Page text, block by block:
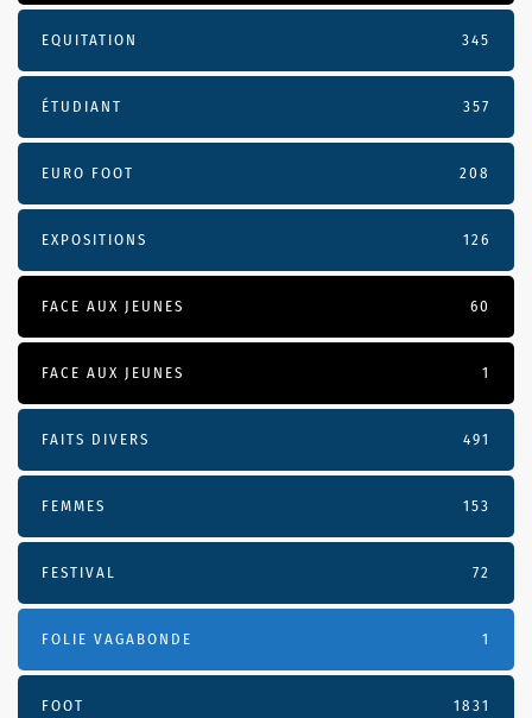
EQUITATION 345
ÉTUDIANT 357
EURO FOOT 208
EXPOSITIONS 126
FACE AUX JEUNES 60
FACE AUX JEUNES 1
FAITS DIVERS 491
FEMMES 153
FESTIVAL 72
FOLIE VAGABONDE 1
FOOT 1831